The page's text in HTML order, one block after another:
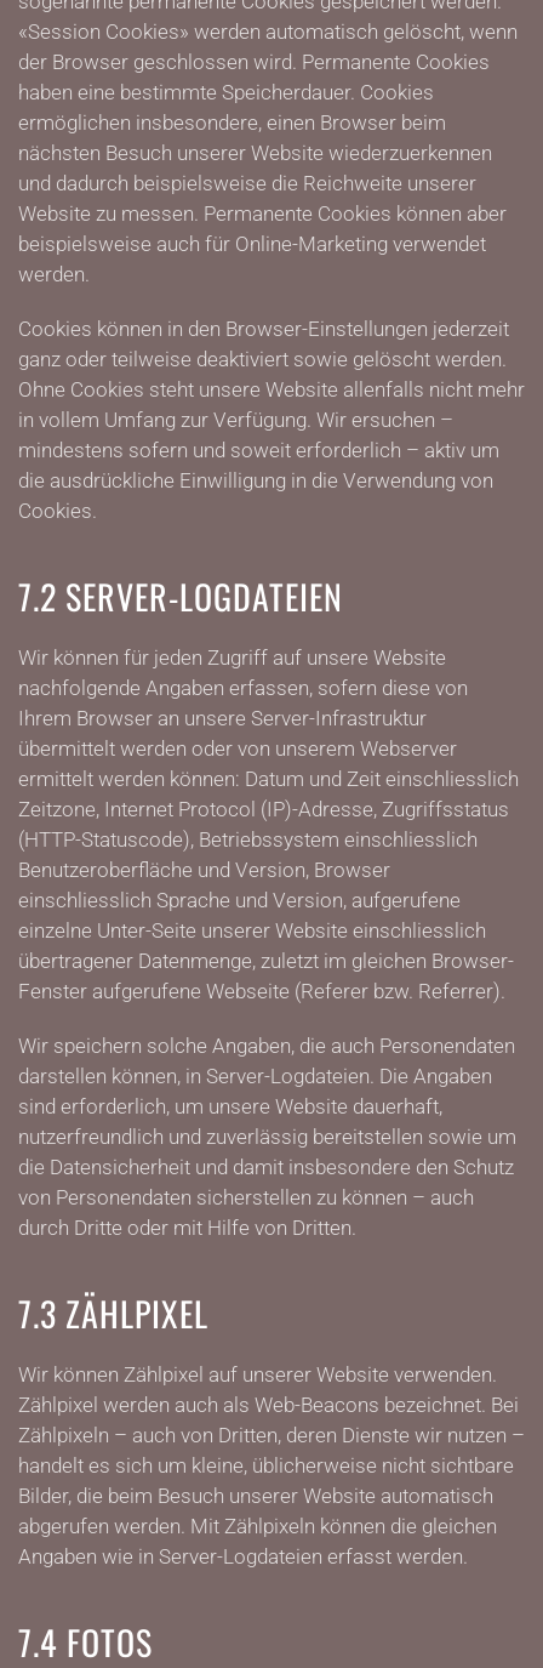
«Session Cookies» werden automatisch gelöscht, wenn
der Browser geschlossen wird. Permanente Cookies
haben eine bestimmte Speicherdauer. Cookies
ermöglichen insbesondere, einen Browser beim
nächsten Besuch unserer Website wiederzuerkennen
und dadurch beispielsweise die Reichweite unserer
Website zu messen. Permanente Cookies können aber
beispielsweise auch für Online-Marketing verwendet
werden.
Cookies können in den Browser-Einstellungen jederzeit
ganz oder teilweise deaktiviert sowie gelöscht werden.
Ohne Cookies steht unsere Website allenfalls nicht mehr
in vollem Umfang zur Verfügung. Wir ersuchen –
mindestens sofern und soweit erforderlich – aktiv um
die ausdrückliche Einwilligung in die Verwendung von
Cookies.
7.2 SERVER-LOGDATEIEN
Wir können für jeden Zugriff auf unsere Website
nachfolgende Angaben erfassen, sofern diese von
Ihrem Browser an unsere Server-Infrastruktur
übermittelt werden oder von unserem Webserver
ermittelt werden können: Datum und Zeit einschliesslich
Zeitzone, Internet Protocol (IP)-Adresse, Zugriffsstatus
(HTTP-Statuscode), Betriebssystem einschliesslich
Benutzeroberfläche und Version, Browser
einschliesslich Sprache und Version, aufgerufene
einzelne Unter-Seite unserer Website einschliesslich
übertragener Datenmenge, zuletzt im gleichen Browser-
Fenster aufgerufene Webseite (Referer bzw. Referrer).
Wir speichern solche Angaben, die auch Personendaten
darstellen können, in Server-Logdateien. Die Angaben
sind erforderlich, um unsere Website dauerhaft,
nutzerfreundlich und zuverlässig bereitstellen sowie um
die Datensicherheit und damit insbesondere den Schutz
von Personendaten sicherstellen zu können – auch
durch Dritte oder mit Hilfe von Dritten.
7.3 ZÄHLPIXEL
Wir können Zählpixel auf unserer Website verwenden.
Zählpixel werden auch als Web-Beacons bezeichnet. Bei
Zählpixeln – auch von Dritten, deren Dienste wir nutzen –
handelt es sich um kleine, üblicherweise nicht sichtbare
Bilder, die beim Besuch unserer Website automatisch
abgerufen werden. Mit Zählpixeln können die gleichen
Angaben wie in Server-Logdateien erfasst werden.
7.4 FOTOS